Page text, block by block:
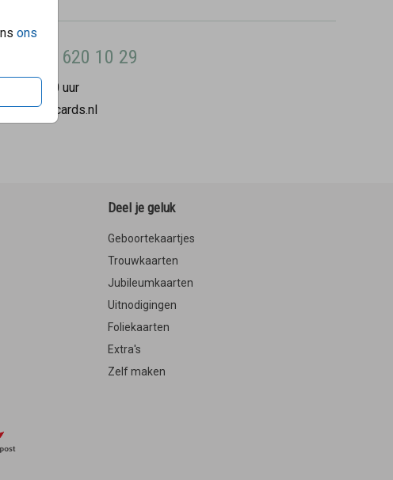
ons
078 - 620 10 29
tot 17:00 uur
Deel je geluk
Geboortekaartjes
Trouwkaarten
Jubileumkaarten
Uitnodigingen
Foliekaarten
Extra's
Zelf maken